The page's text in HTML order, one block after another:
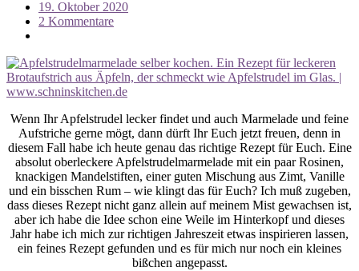
19. Oktober 2020
2 Kommentare
Wenn Ihr Apfelstrudel lecker findet und auch Marmelade und feine
Aufstriche gerne mögt, dann dürft Ihr Euch jetzt freuen, denn in
diesem Fall habe ich heute genau das richtige Rezept für Euch. Eine
absolut oberleckere Apfelstrudelmarmelade mit ein paar Rosinen,
knackigen Mandelstiften, einer guten Mischung aus Zimt, Vanille
und ein bisschen Rum – wie klingt das für Euch? Ich muß zugeben,
dass dieses Rezept nicht ganz allein auf meinem Mist gewachsen ist,
aber ich habe die Idee schon eine Weile im Hinterkopf und dieses
Jahr habe ich mich zur richtigen Jahreszeit etwas inspirieren lassen,
ein feines Rezept gefunden und es für mich nur noch ein kleines
bißchen angepasst.